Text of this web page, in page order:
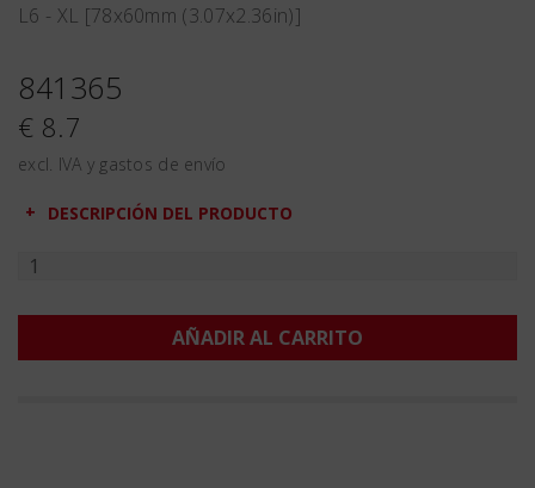
L6 - XL [78x60mm (3.07x2.36in)]
841365
€ 8.7
excl. IVA y gastos de envío
DESCRIPCIÓN DEL PRODUCTO
AÑADIR AL CARRITO